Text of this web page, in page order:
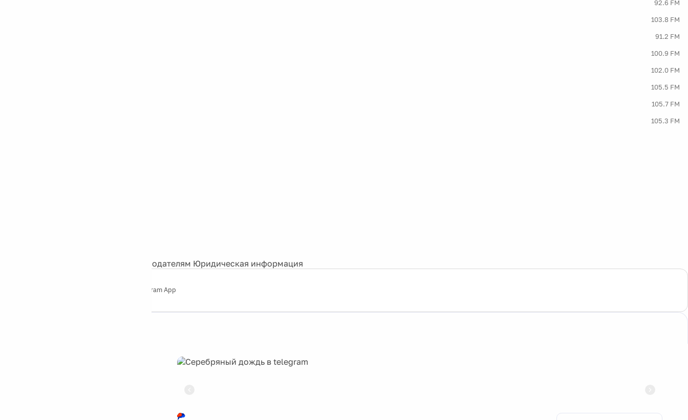
92.6 FM
103.8 FM
91.2 FM
100.9 FM
102.0 FM
105.5 FM
105.7 FM
105.3 FM
Рекламодателям Юридическая информация
Telegram App